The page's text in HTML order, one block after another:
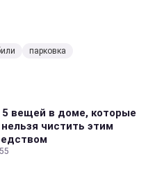
парковка
5 вещей в доме, которые
чистить этим